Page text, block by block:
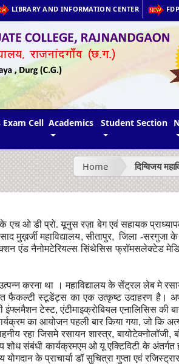
LIBRARY AND INFORMATION CENTER
Cell Academics Student Section
Home दिग्विजय
एच ओ डी प्रो. यूनुस रज़ा बेग एवं सहायक
मुख़र्जी महाविद्यालय,सीतापुर,जिला -सरगुजा के
एंड नैनोमटेरियल्स सिंथेसिस फ्रॉमसलेक्टेड
करना था । महाविद्यालय के सेंट्रल लेब मे
स्टूडेंट्स का एक उत्कृष्ट उदाहरण है। अपने
इंफ्लमैशन टेस्ट,एंटीमाइक्रोबियल एनालिसिस की
का आयोजन पहली बार किया गया,जो कि
रहा जिसमे रसायन शास्त्र,बायोटेक्नोलॉजी,
शोध संबंधी कार्यक्रमएम ओ यू एक्टिविटी के अंतर्गत
के प्राचार्या डॉ सुचित्रा गुप्ता एवं